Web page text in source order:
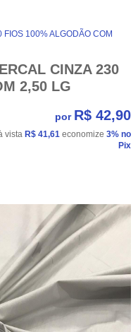
100% ALGODÃO COM
CINZA 230
2,50 LG
por R$ 42,90
vista R$ 41,61 economize 3% no
Pix